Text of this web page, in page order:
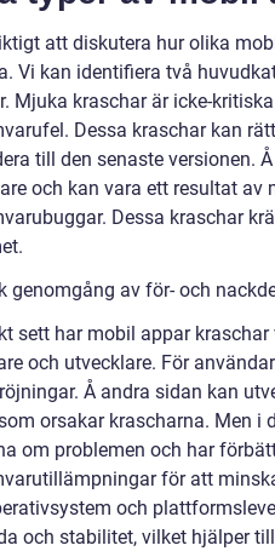
att diskutera hur olika
Vi kan identifiera två
Mjuka kraschar är icke-
Dessa kraschar kan
till den senaste versionen.
och kan vara ett resultat av
Dessa kraschar
genomgång av för- och
sett har mobil appar
och utvecklare. För
Å andra sidan kan
orsakar krascharna. Men i
om problemen och har
för att
och
och stabilitet, vilket hjälper